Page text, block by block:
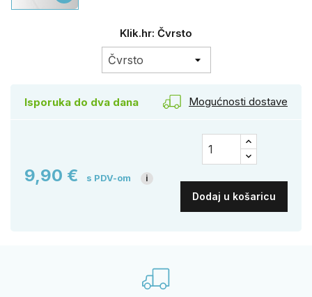
Klik.hr: Čvrsto
Isporuka do dva dana Mogućnosti dostave
9,90 € s PDV-om i
Dodaj u košaricu